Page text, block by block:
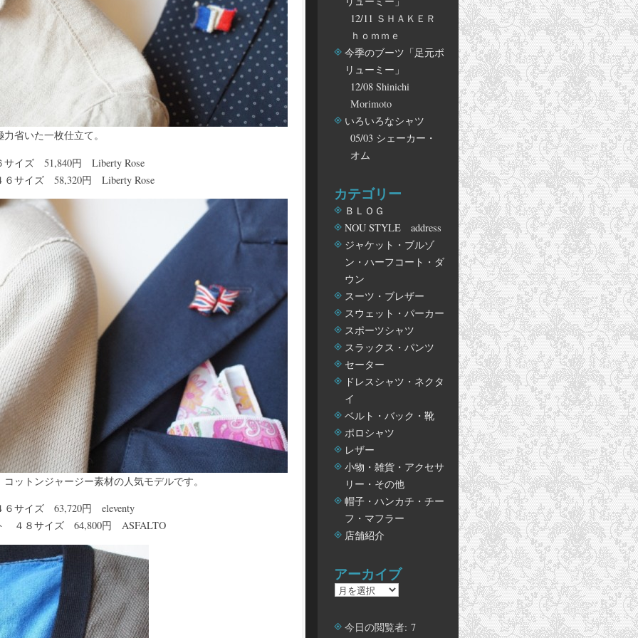
省いた一枚仕立て。
イズ 51,840円 Liberty Rose
サイズ 58,320円 Liberty Rose
ットンジャージー素材の人気モデルです。
サイズ 63,720円 eleventy
４８サイズ 64,800円 ASFALTO
12/11 ＳＨＡＫＥＲ
ｈｏｍｍｅ
今季のブーツ「足元ボ
リューミー」
12/08 Shinichi
Morimoto
いろいろなシャツ
05/03 シェーカー・
オム
カテゴリー
ＢＬＯＧ
NOU STYLE address
ジャケット・ブルゾ
ン・ハーフコート・ダ
ウン
スーツ・ブレザー
スウェット・パーカー
スポーツシャツ
スラックス・パンツ
セーター
ドレスシャツ・ネクタ
イ
ベルト・バック・靴
ポロシャツ
レザー
小物・雑貨・アクセサ
リー・その他
帽子・ハンカチ・チー
フ・マフラー
店舗紹介
アーカイブ
ア
カ 今日の閲覧者: 7